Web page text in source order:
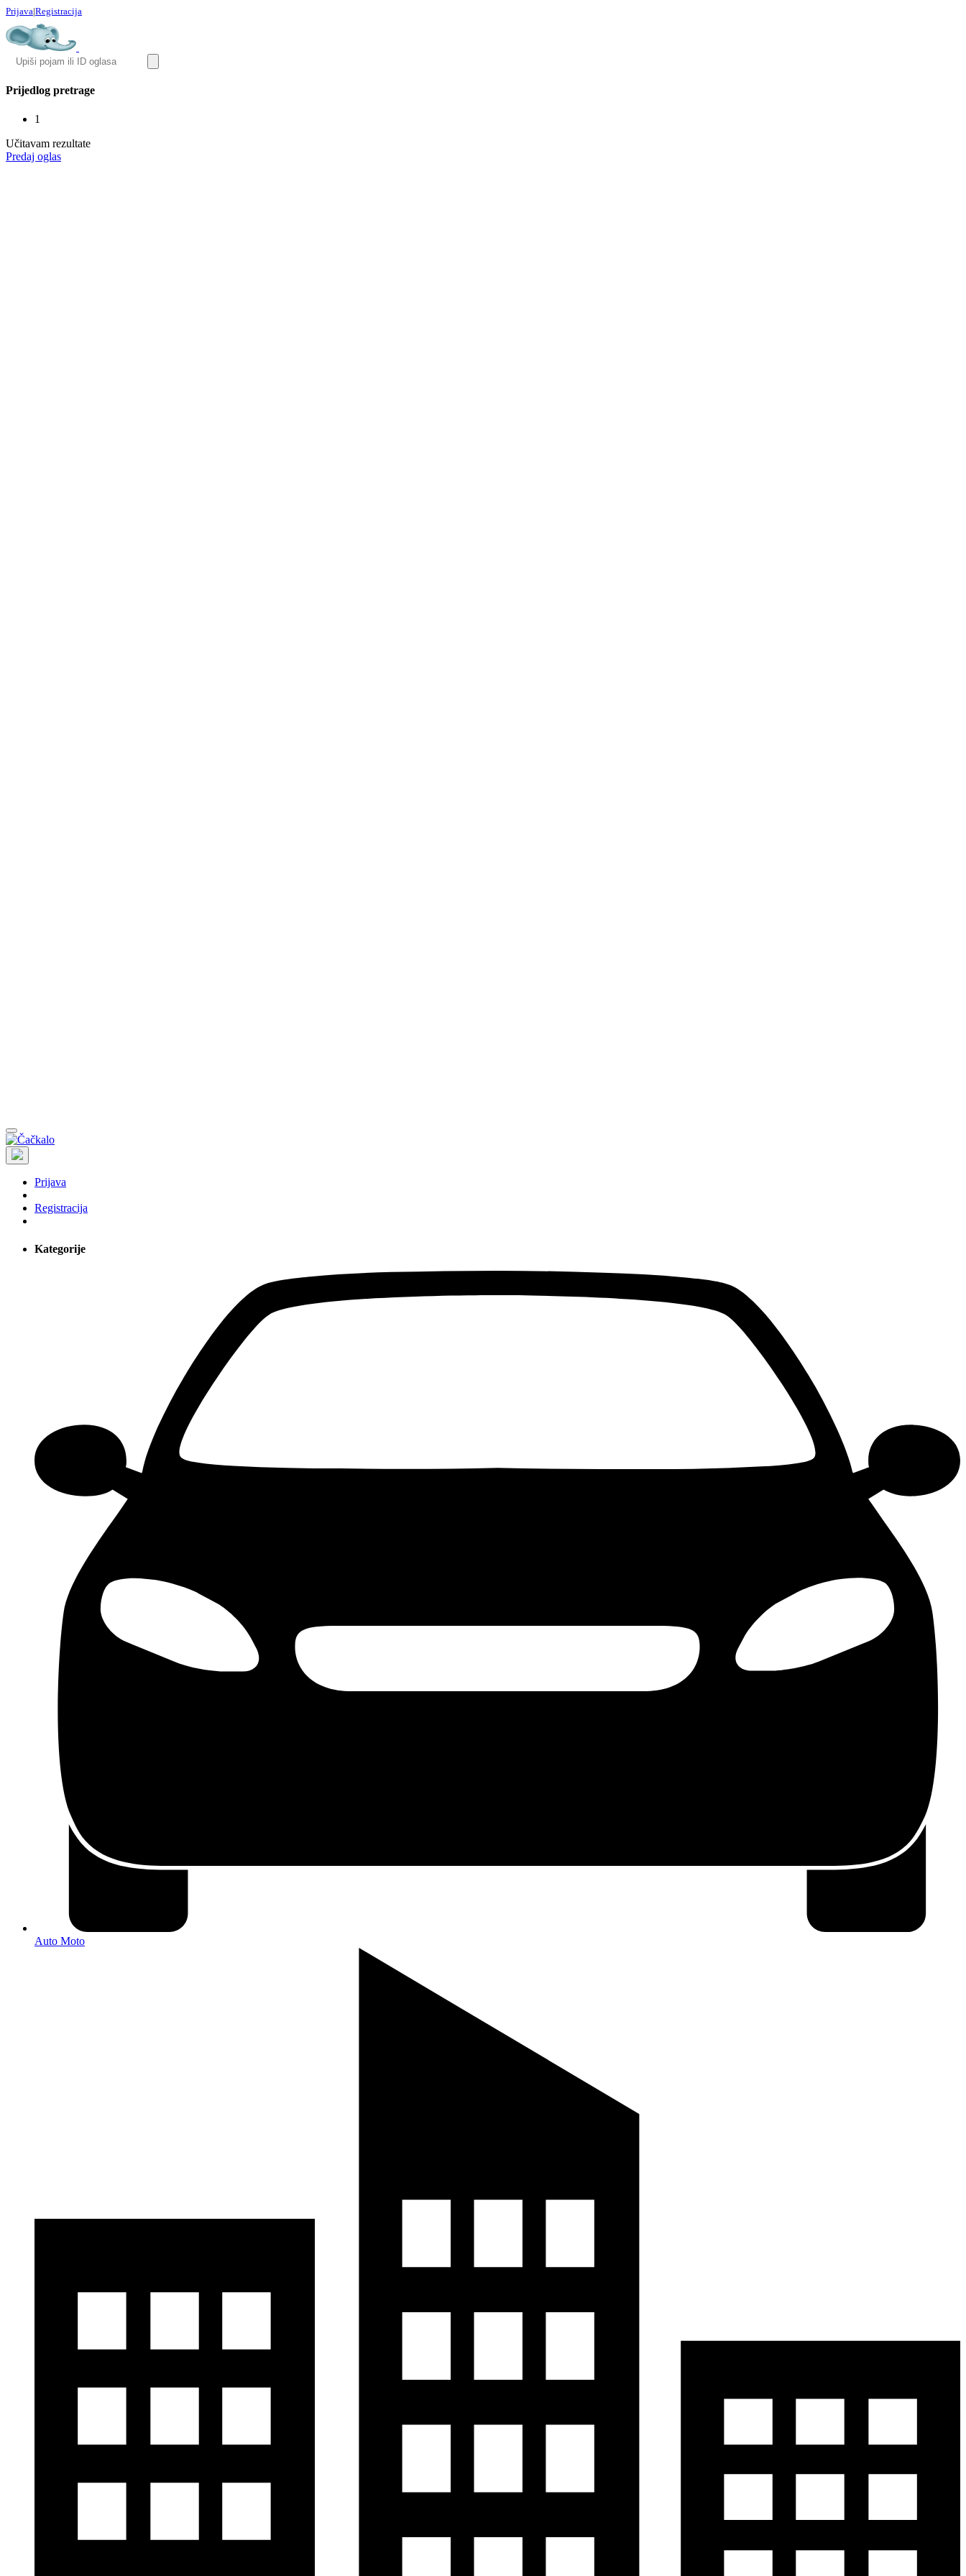
Prijava|Registracija
Prijedlog pretrage
1
Učitavam rezultate
Predaj oglas
Prijava
Registracija
Kategorije
Auto Moto